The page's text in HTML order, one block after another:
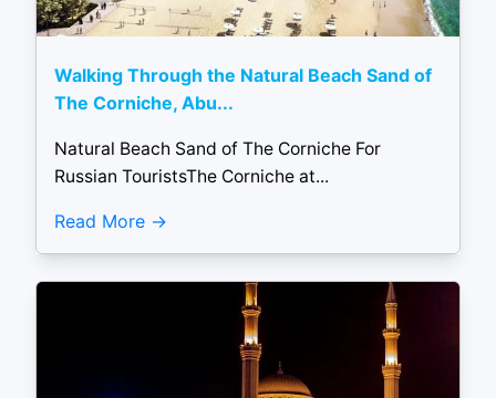
Walking Through the Natural Beach Sand of
The Corniche, Abu...
Natural Beach Sand of The Corniche For
Russian TouristsThe Corniche at...
Read More